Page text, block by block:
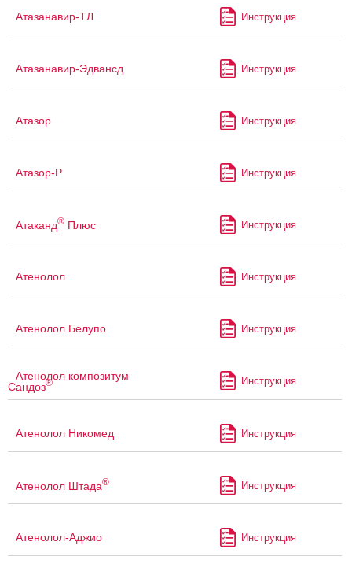
Атазанавир-ТЛ Инструкция
Атазанавир-Эдвансд Инструкция
Атазор Инструкция
Атазор-Р Инструкция
Атаканд® Плюс Инструкция
Атенолол Инструкция
Атенолол Белупо Инструкция
Атенолол композитум
Сандоз® Инструкция
Атенолол Никомед Инструкция
Атенолол Штада® Инструкция
Атенолол-Аджио Инструкция